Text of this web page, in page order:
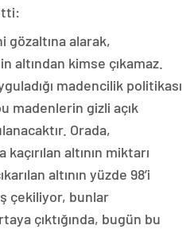
gözaltına alarak,
altından kimse çıkamaz.
madencilik politikası
madenlerin gizli açık
Orada,
altının miktarı
altının yüzde 98’i
çekiliyor, bunlar
çıktığında, bugün bu